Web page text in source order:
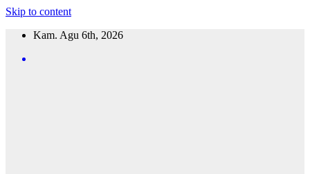
Skip to content
Kam. Agu 6th, 2026